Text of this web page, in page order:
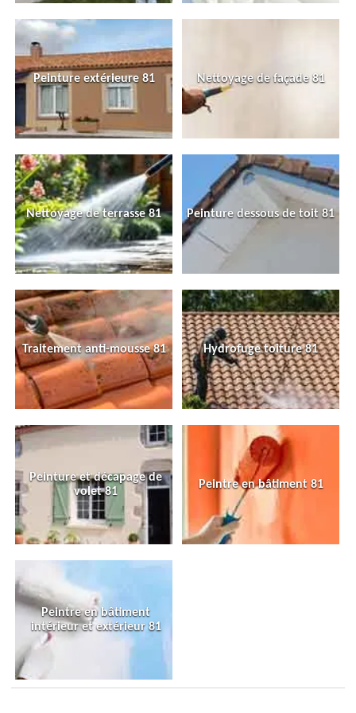
Peinture extérieure 81 Nettoyage de façade 81
Nettoyage de terrasse 81 Peinture dessous de toit 81
Traitement anti-mousse 81 Hydrofuge toiture 81
Peinture et décapage de
volet 81
Peintre en bâtiment 81
Peintre en bâtiment
intérieur et extérieur 81